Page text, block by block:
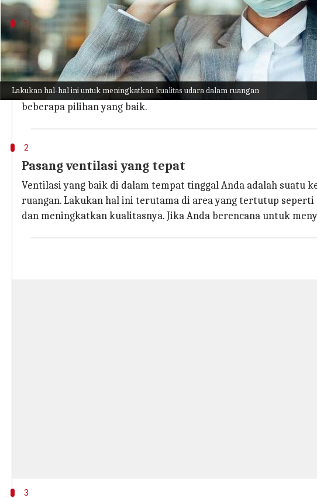
Lakukan hal-hal ini untuk meningkatkan kualitas udara dalam ruangan
1
Beli tanaman dalam ruangan
Meskipun banyak yang menganggap tanaman dalam ruangan
udara alami yang dapat membantu Anda bernapas lebih baik.
trikloroetana dari udara dan menggantinya dengan oksigen.
beberapa pilihan yang baik.
2
Pasang ventilasi yang tepat
Ventilasi yang baik di dalam tempat tinggal Anda adalah suatu
ruangan. Lakukan hal ini terutama di area yang tertutup
dan meningkatkan kualitasnya. Jika Anda berencana untuk
3